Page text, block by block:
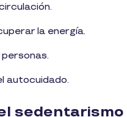
la energía.
personas.
autocuidado.
sedentarismo